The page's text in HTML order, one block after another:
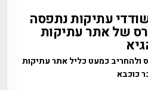
עתיקות נתפסה
של אתר עתיקות
ולהחריב כמעט כליל אתר עתיקות